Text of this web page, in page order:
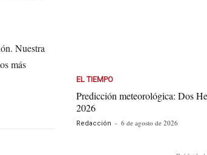
Nuestra
más
EL TIEMPO
Predicción meteorológica: Dos
2026
Redacción - 6 de agosto de 2026